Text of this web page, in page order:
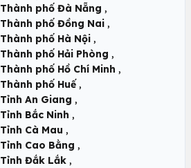
Thành phố Đà Nẵng ,
Thành phố Đồng Nai ,
Thành phố Hà Nội ,
Thành phố Hải Phòng ,
Thành phố Hồ Chí Minh ,
Thành phố Huế ,
Tỉnh An Giang ,
Tỉnh Bắc Ninh ,
Tỉnh Cà Mau ,
Tỉnh Cao Bằng ,
Tỉnh Đắk Lắk ,